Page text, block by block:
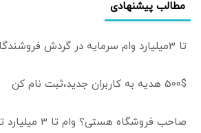
مطالب پیشنهادی
تا 3میلیارد وام سرمایه در گردش فروشندگان
500$ هدیه به کاربران جدید،ثبت نام کن
صاحب فروشگاه هستی؟ وام تا ۳ میلیارد تومان بگیر